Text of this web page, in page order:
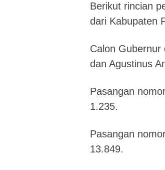
Berikut rincian
dari Kabupaten
Calon
dan Agustinus
Pasangan
1.235.
Pasangan
13.849.